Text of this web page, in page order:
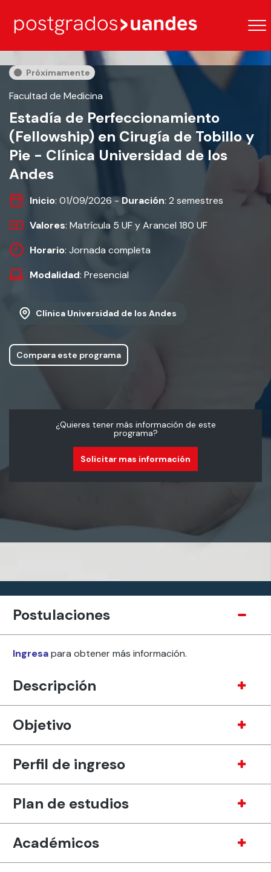
Próximamente
Facultad de Medicina
Estadía de Perfeccionamiento
(Fellowship) en Cirugía de Tobillo y
Pie - Clínica Universidad de los
Andes
Inicio: 01/09/2026 -Duración: 2 semestres
Valores: Matrícula 5 UF y Arancel 180 UF
Horario: Jornada completa
Modalidad: Presencial
Clínica Universidad de los Andes
Compara este programa
¿Quieres tener más información de este
programa?
Solicitar mas información
Postulaciones
Ingresapara obtener más información.
Descripción
Objetivo
Perfil de ingreso
Plan de estudios
Académicos